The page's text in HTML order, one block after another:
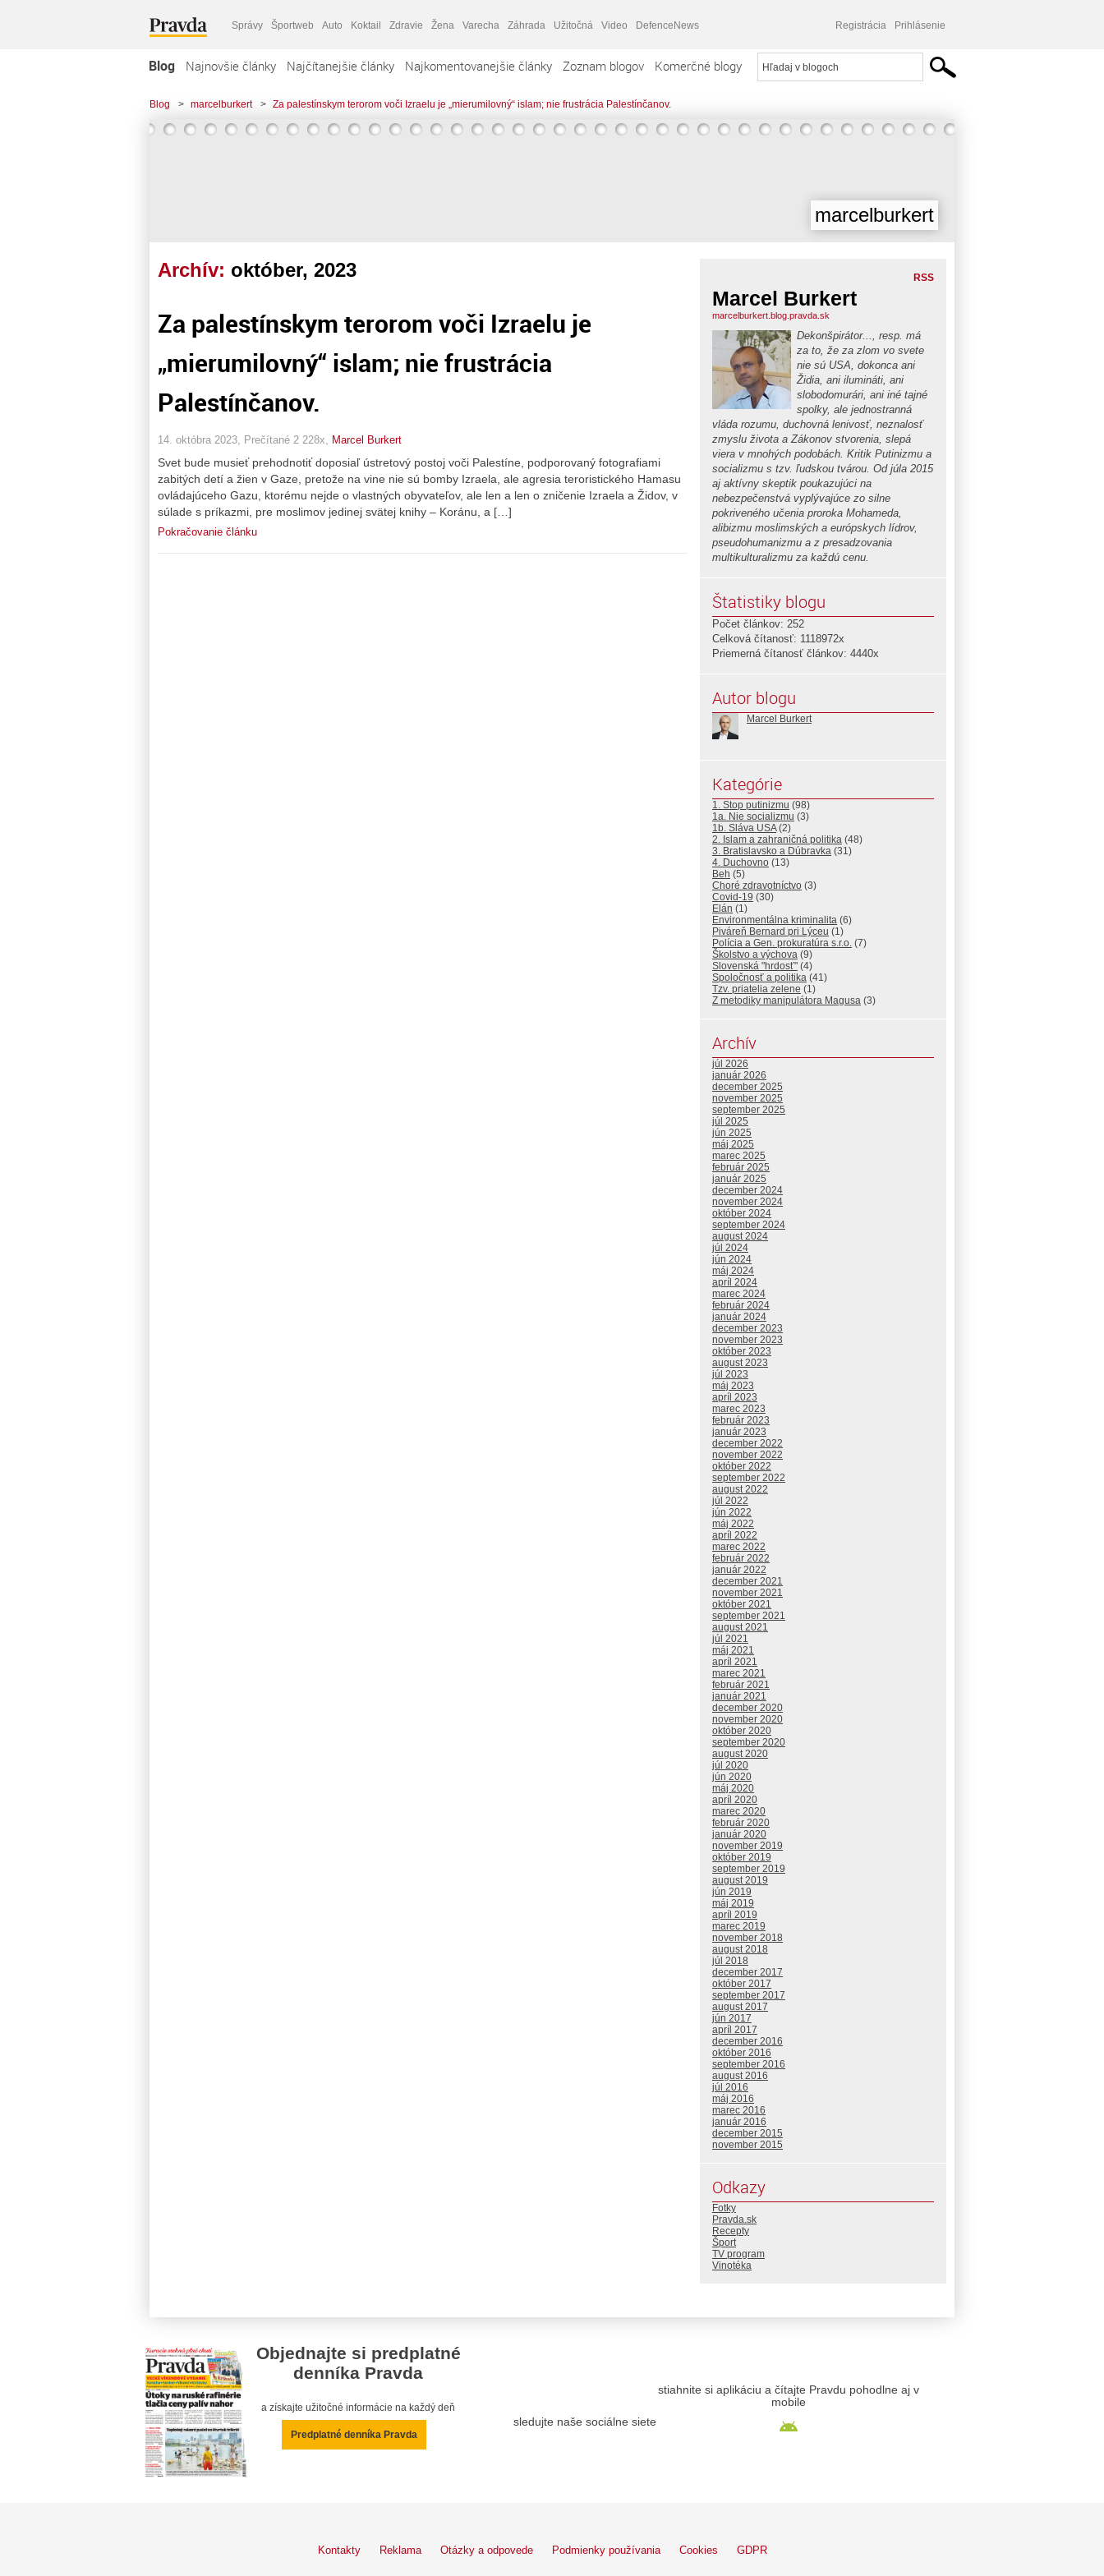
Správy Športweb Auto Koktail Zdravie Žena Varecha Záhrada Užitočná Video DefenceNews Registrácia Prihlásenie
Blog Najnovšie články Najčítanejšie články Najkomentovanejšie články Zoznam blogov Komerčné blogy
Blog > marcelburkert > Za palestínskym terorom voči Izraelu je „mierumilovný“ islam; nie frustrácia Palestínčanov.
marcelburkert
Archív: október, 2023
Za palestínskym terorom voči Izraelu je
„mierumilovný“ islam; nie frustrácia
Palestínčanov.
14. októbra 2023, Prečítané 2 228x, Marcel Burkert
Svet bude musieť prehodnotiť doposiaľ ústretový postoj voči Palestíne, podporovaný fotografiami
zabitých detí a žien v Gaze, pretože na vine nie sú bomby Izraela, ale agresia teroristického Hamasu
ovládajúceho Gazu, ktorému nejde o vlastných obyvateľov, ale len a len o zničenie Izraela a Židov, v
súlade s príkazmi, pre moslimov jedinej svätej knihy – Koránu, a […]
Pokračovanie článku
RSS
Marcel Burkert
marcelburkert.blog.pravda.sk
Dekonšpirátor..., resp. má
za to, že za zlom vo svete
nie sú USA, dokonca ani
Židia, ani ilumináti, ani
slobodomurári, ani iné tajné
spolky, ale jednostranná
vláda rozumu, duchovná lenivosť, neznalosť
zmyslu života a Zákonov stvorenia, slepá
viera v mnohých podobách. Kritik Putinizmu a
socializmu s tzv. ľudskou tvárou. Od júla 2015
aj aktívny skeptik poukazujúci na
nebezpečenstvá vyplývajúce zo silne
pokriveného učenia proroka Mohameda,
alibizmu moslimských a európskych lídrov,
pseudohumanizmu a z presadzovania
multikulturalizmu za každú cenu.
Štatistiky blogu
Počet článkov: 252
Celková čítanosť: 1118972x
Priemerná čítanosť článkov: 4440x
Autor blogu
Marcel Burkert
Kategórie
1. Stop putinizmu (98)
1a. Nie socializmu (3)
1b. Sláva USA(2)
2. Islam a zahraničná politika (48)
3. Bratislavsko a Dúbravka (31)
4. Duchovno (13)
Beh (5)
Choré zdravotníctvo (3)
Covid-19 (30)
Elán (1)
Environmentálna kriminalita (6)
Piváreň Bernard pri Lýceu (1)
Polícia a Gen. prokuratúra s.r.o. (7)
Školstvo a výchova (9)
Slovenská "hrdosť" (4)
Spoločnosť a politika (41)
Tzv. priatelia zelene (1)
Z metodiky manipulátora Magusa (3)
Archív
júl 2026
január 2026
december 2025
november 2025
september 2025
júl 2025
jún 2025
máj 2025
marec 2025
február 2025
január 2025
december 2024
november 2024
október 2024
september 2024
august 2024
júl 2024
jún 2024
máj 2024
apríl 2024
marec 2024
február 2024
január 2024
december 2023
november 2023
október 2023
august 2023
júl 2023
máj 2023
apríl 2023
marec 2023
február 2023
január 2023
december 2022
november 2022
október 2022
september 2022
august 2022
júl 2022
jún 2022
máj 2022
apríl 2022
marec 2022
február 2022
január 2022
december 2021
november 2021
október 2021
september 2021
august 2021
júl 2021
máj 2021
apríl 2021
marec 2021
február 2021
január 2021
december 2020
november 2020
október 2020
september 2020
august 2020
júl 2020
jún 2020
máj 2020
apríl 2020
marec 2020
február 2020
január 2020
november 2019
október 2019
september 2019
august 2019
jún 2019
máj 2019
apríl 2019
marec 2019
november 2018
august 2018
júl 2018
december 2017
október 2017
september 2017
august 2017
jún 2017
apríl 2017
december 2016
október 2016
september 2016
august 2016
júl 2016
máj 2016
marec 2016
január 2016
december 2015
november 2015
Odkazy
Fotky
Pravda.sk
Recepty
Šport
TV program
Vinotéka
Objednajte si predplatné
denníka Pravda
a získajte užitočné informácie na každý deň
Predplatné denníka Pravda
sledujte naše sociálne siete
stiahnite si aplikáciu a čítajte Pravdu pohodlne aj v
mobile
Kontakty Reklama Otázky a odpovede Podmienky používania Cookies GDPR